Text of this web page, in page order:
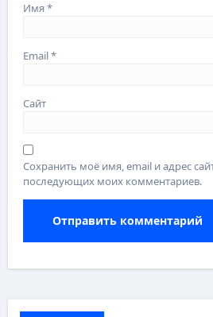
Имя*
Email*
Сайт
Сохранить моё имя, email и адрес
последующих моих комментариев.